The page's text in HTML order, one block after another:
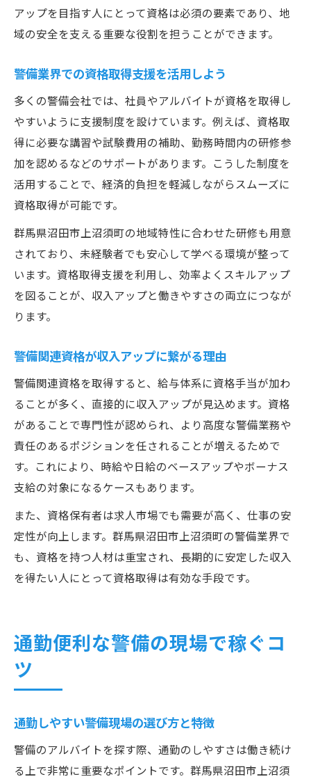
アップを目指す人にとって資格は必須の要素であり、地
域の安全を支える重要な役割を担うことができます。
警備業界での資格取得支援を活用しよう
多くの警備会社では、社員やアルバイトが資格を取得し
やすいように支援制度を設けています。例えば、資格取
得に必要な講習や試験費用の補助、勤務時間内の研修参
加を認めるなどのサポートがあります。こうした制度を
活用することで、経済的負担を軽減しながらスムーズに
資格取得が可能です。
群馬県沼田市上沼須町の地域特性に合わせた研修も用意
されており、未経験者でも安心して学べる環境が整って
います。資格取得支援を利用し、効率よくスキルアップ
を図ることが、収入アップと働きやすさの両立につなが
ります。
警備関連資格が収入アップに繋がる理由
警備関連資格を取得すると、給与体系に資格手当が加わ
ることが多く、直接的に収入アップが見込めます。資格
があることで専門性が認められ、より高度な警備業務や
責任のあるポジションを任されることが増えるためで
す。これにより、時給や日給のベースアップやボーナス
支給の対象になるケースもあります。
また、資格保有者は求人市場でも需要が高く、仕事の安
定性が向上します。群馬県沼田市上沼須町の警備業界で
も、資格を持つ人材は重宝され、長期的に安定した収入
を得たい人にとって資格取得は有効な手段です。
通勤便利な警備の現場で稼ぐコ
ツ
通勤しやすい警備現場の選び方と特徴
警備のアルバイトを探す際、通勤のしやすさは働き続け
る上で非常に重要なポイントです。群馬県沼田市上沼須